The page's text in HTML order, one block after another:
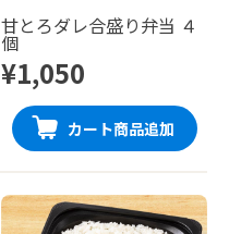
甘とろダレ合盛り弁当 ４
個
¥1,050
カート商品追加